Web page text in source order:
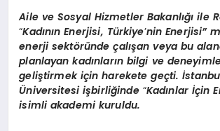
SPOR
YAŞAM
Aile ve Sosyal Hizmetler Bakanlığıile
“Kadının Enerjisi, Türkiye’nin Enerjisi”
enerji sektöründe çalışan veya bu
planlayan kadınların bilgi ve
geliştirmek için harekete geçti.
Üniversitesi işbirliğinde “Kadınlar İçin
isimli akademi kuruldu.